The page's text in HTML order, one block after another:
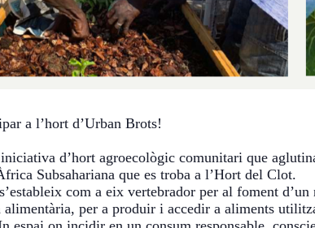
a l’hort d’Urban Brots!
d’hort agroecològic comunitari que
Subsahariana que es troba a l’Hort del Clot.
com a eix vertebrador per al foment
alimentària, per a produir i accedir a aliments